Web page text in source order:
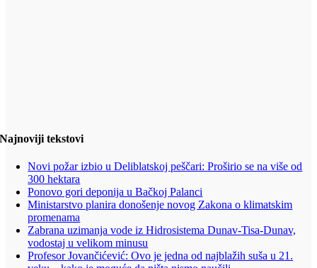
Najnoviji tekstovi
Novi požar izbio u Deliblatskoj peščari: Proširio se na više od
300 hektara
Ponovo gori deponija u Bačkoj Palanci
Ministarstvo planira donošenje novog Zakona o klimatskim
promenama
Zabrana uzimanja vode iz Hidrosistema Dunav-Tisa-Dunav,
vodostaj u velikom minusu
Profesor Jovančićević: Ovo je jedna od najblažih suša u 21.